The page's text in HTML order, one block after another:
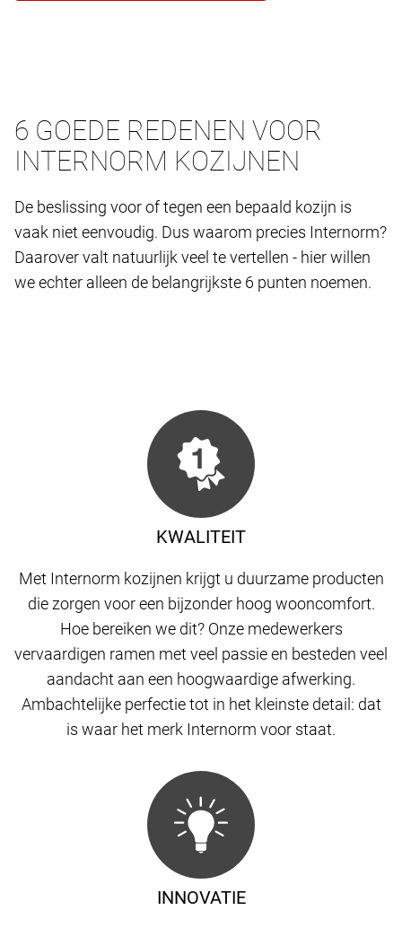
6 GOEDE REDENEN VOOR
INTERNORM KOZIJNEN
De beslissing voor of tegen een bepaald kozijn is
vaak niet eenvoudig. Dus waarom precies Internorm?
Daarover valt natuurlijk veel te vertellen - hier willen
we echter alleen de belangrijkste 6 punten noemen.
KWALITEIT
Met Internorm kozijnen krijgt u duurzame producten
die zorgen voor een bijzonder hoog wooncomfort.
Hoe bereiken we dit? Onze medewerkers
vervaardigen ramen met veel passie en besteden veel
aandacht aan een hoogwaardige afwerking.
Ambachtelijke perfectie tot in het kleinste detail: dat
is waar het merk Internorm voor staat.
INNOVATIE